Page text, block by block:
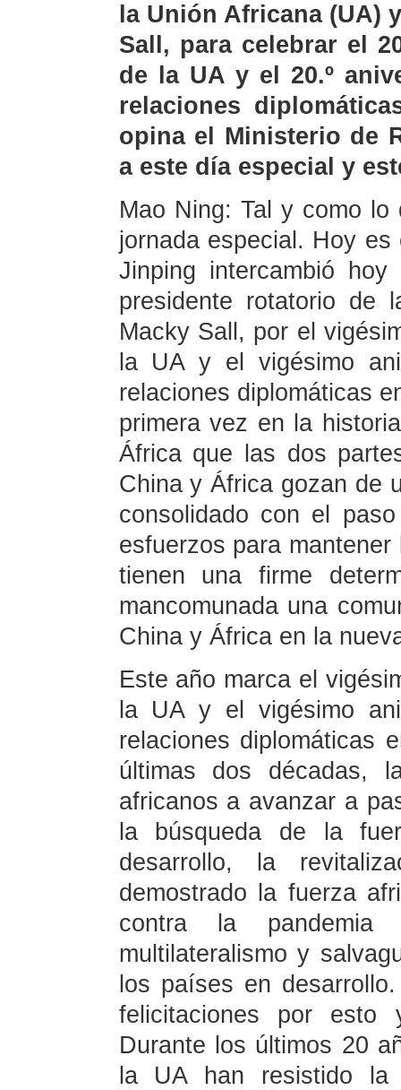
la Unión Africana (UA)
Sall, para celebrar el
de la UA y el 20.º
relaciones
opina el Ministerio de
a este día especial y
Mao Ning: Tal y como
jornada especial. Hoy
Jinping intercambió
presidente rotatorio de
Macky Sall, por el
la UA y el vigésimo
relaciones diplomáticas
primera vez en la
África que las dos
China y África gozan de
consolidado con el
esfuerzos para
tienen una firme
mancomunada una
China y África en la
Este año marca el
la UA y el vigésimo
relaciones diplomáticas
últimas dos décadas,
africanos a avanzar a
la búsqueda de la
desarrollo, la
demostrado la fuerza
contra la pandemia
multilateralismo y
los países en
felicitaciones por
Durante los últimos 20
la UA han resistido